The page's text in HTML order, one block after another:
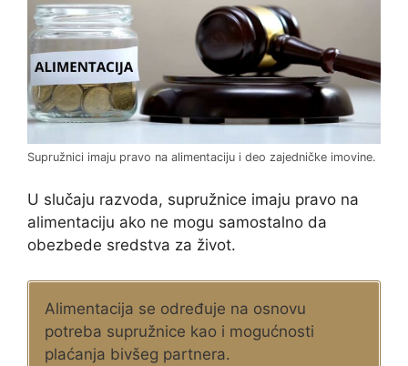
Supružnici imaju pravo na alimentaciju i deo zajedničke imovine.
U slučaju razvoda, supružnice imaju pravo na
alimentaciju ako ne mogu samostalno da
obezbede sredstva za život.
Alimentacija se određuje na osnovu
potreba supružnice kao i mogućnosti
plaćanja bivšeg partnera.